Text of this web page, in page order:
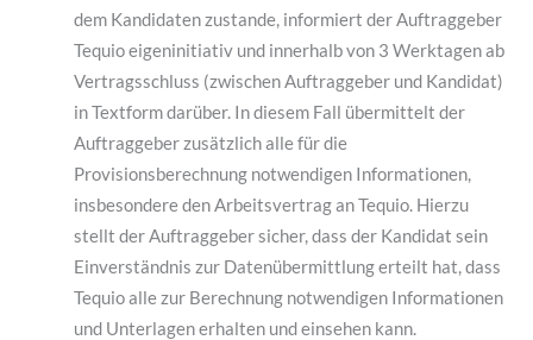
dem Kandidaten zustande, informiert der Auftraggeber
Tequio eigeninitiativ und innerhalb von 3 Werktagen ab
Vertragsschluss (zwischen Auftraggeber und Kandidat)
in Textform darüber. In diesem Fall übermittelt der
Auftraggeber zusätzlich alle für die
Provisionsberechnung notwendigen Informationen,
insbesondere den Arbeitsvertrag an Tequio. Hierzu
stellt der Auftraggeber sicher, dass der Kandidat sein
Einverständnis zur Datenübermittlung erteilt hat, dass
Tequio alle zur Berechnung notwendigen Informationen
und Unterlagen erhalten und einsehen kann.